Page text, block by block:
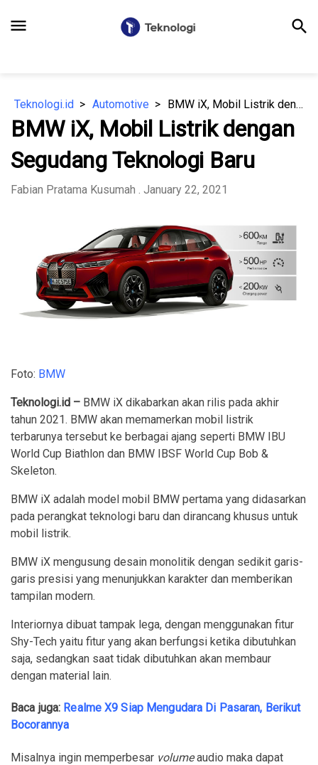
menu search
Teknologi.id Automotive BMW iX, Mobil Listrik dengan Segudang Teknologi Baru
BMW iX, Mobil Listrik dengan
Segudang Teknologi Baru
Fabian Pratama Kusumah . January 22, 2021
Foto: BMW
Teknologi.id – BMW iX dikabarkan akan rilis pada akhir
tahun 2021. BMW akan memamerkan mobil listrik
terbarunya tersebut ke berbagai ajang seperti BMW IBU
World Cup Biathlon dan BMW IBSF World Cup Bob &
Skeleton.
BMW iX adalah model mobil BMW pertama yang didasarkan
pada perangkat teknologi baru dan dirancang khusus untuk
mobil listrik.
BMW iX mengusung desain monolitik dengan sedikit garis-
garis presisi yang menunjukkan karakter dan memberikan
tampilan modern.
Interiornya dibuat tampak lega, dengan menggunakan fitur
Shy-Tech yaitu fitur yang akan berfungsi ketika dibutuhkan
saja, sedangkan saat tidak dibutuhkan akan membaur
dengan material lain.
Baca juga: Realme X9 Siap Mengudara Di Pasaran, Berikut
Bocorannya
Misalnya ingin memperbesar volumeaudio maka dapat